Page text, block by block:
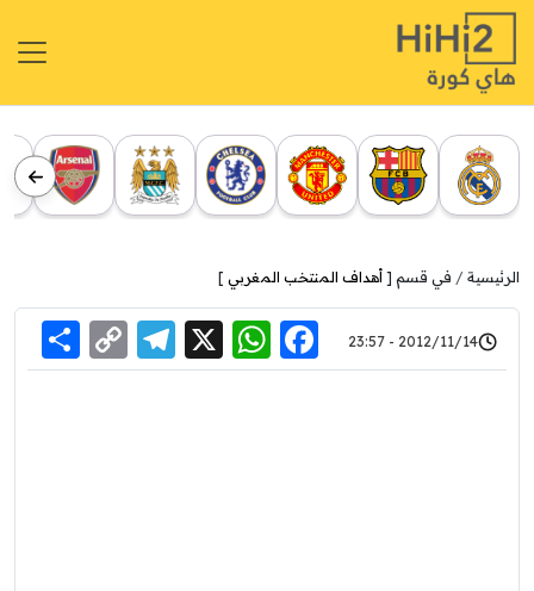
الرئيسية في قسم [ أهداف المنتخب المغربي ]
2012/11/14 - 23:57
Facebook
WhatsApp
X
Link